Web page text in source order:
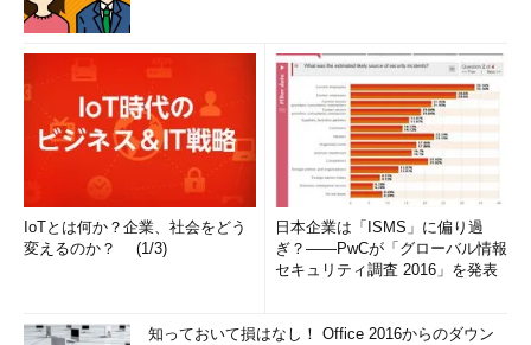
IoTとは何か？企業、社会をどう
変えるのか？ (1/3)
日本企業は「ISMS」に偏り過
ぎ？――PwCが「グローバル情報
セキュリティ調査 2016」を発表
知っておいて損はなし！ Office 2016からのダウン